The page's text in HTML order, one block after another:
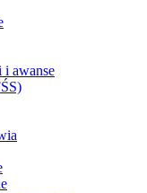
i awanse